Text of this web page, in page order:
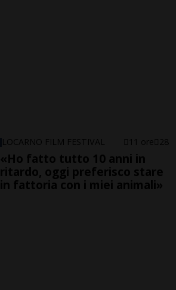
LOCARNO FILM FESTIVAL 11 ore 28
«Ho fatto tutto 10 anni in
ritardo, oggi preferisco stare
in fattoria con i miei animali»